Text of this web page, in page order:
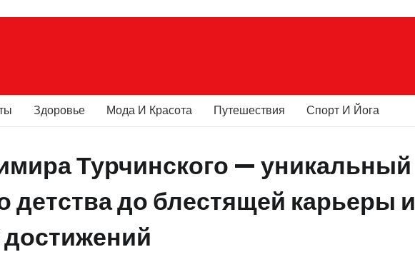
Здоровье Мода И Красота Путешествия Спорт И Йога
Турчинского — уникальный
детства до блестящей карьеры и